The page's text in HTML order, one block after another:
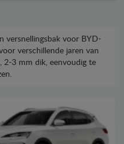
versnellingsbak voor BYD-
verschillende jaren van
2-3 mm dik, eenvoudig te